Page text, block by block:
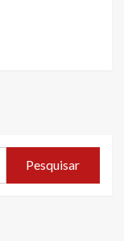
Pesquisar